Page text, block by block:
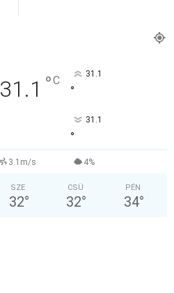
31.1 °C 31.1
°
31.1
°
3.1m/s 4%
SZE
32°
CSÜ
32°
PÉN
34°